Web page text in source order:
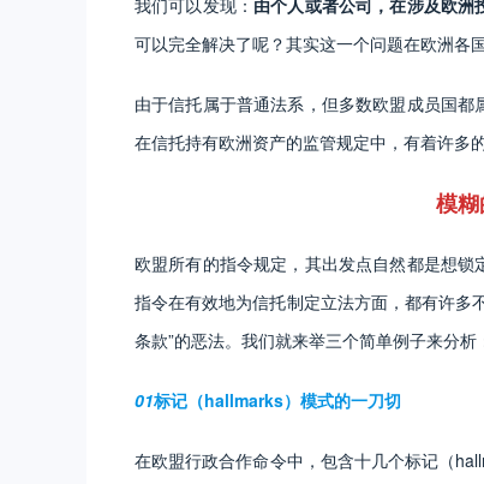
可以完全解决了呢？其实这一个问题在欧洲各
由于信托属于普通法系，但多数欧盟成员国
在信托持有欧洲资产的监管规定中，有着许多的
模
欧盟所有的指令规定，其出发点自然都是想
指令在有效地为信托制定立法方面，都有许多
条款”的恶法。我们就来举三个简单例子来分析
01标记（hallmarks）模式的一刀切
在欧盟行政合作命令中，包含十几个标记（